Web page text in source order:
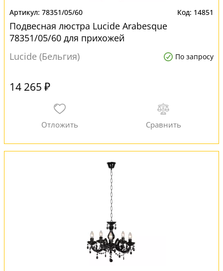
78351/05/60 14851
Подвесная люстра Lucide Arabesque
78351/05/60 для прихожей
Lucide (Бельгия)
По запросу
14 265 ₽